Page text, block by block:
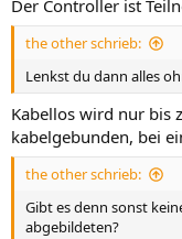
Der Controller ist
the other schrieb:
Lenkst du dann alles
Kabellos wird nur bis
kabelgebunden, bei
the other schrieb:
Gibt es denn sonst
abgebildeten?